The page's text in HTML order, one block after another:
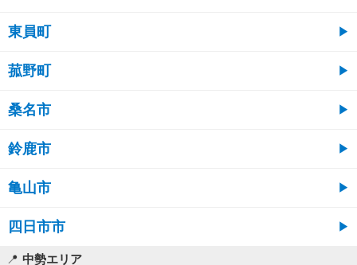
東員町
菰野町
桑名市
鈴鹿市
亀山市
四日市市
中勢エリア